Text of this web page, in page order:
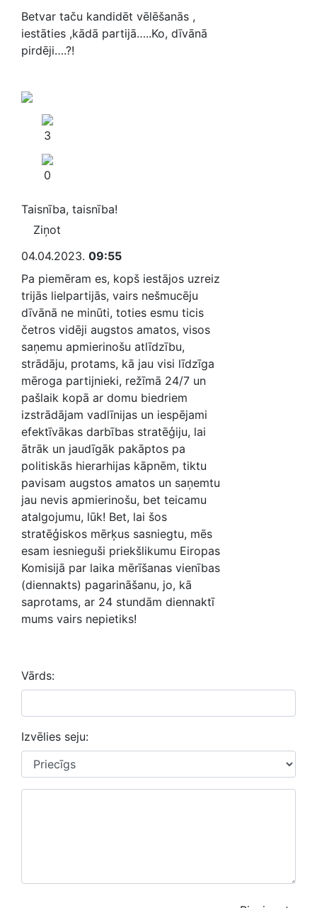
Betvar taču kandidēt vēlēšanās ,
iestāties ,kādā partijā…..Ko, dīvānā
pirdēji….?!
3
0
Taisnība, taisnība!
Ziņot
04.04.2023. 09:55
Pa piemēram es, kopš iestājos uzreiz
trijās lielpartijās, vairs nešmucēju
dīvānā ne minūti, toties esmu ticis
četros vidēji augstos amatos, visos
saņemu apmierinošu atlīdzību,
strādāju, protams, kā jau visi līdzīga
mēroga partijnieki, režīmā 24/7 un
pašlaik kopā ar domu biedriem
izstrādājam vadlīnijas un iespējami
efektīvākas darbības stratēģiju, lai
ātrāk un jaudīgāk pakāptos pa
politiskās hierarhijas kāpnēm, tiktu
pavisam augstos amatos un saņemtu
jau nevis apmierinošu, bet teicamu
atalgojumu, lūk! Bet, lai šos
stratēģiskos mērķus sasniegtu, mēs
esam iesnieguši priekšlikumu Eiropas
Komisijā par laika mērīšanas vienības
(diennakts) pagarināšanu, jo, kā
saprotams, ar 24 stundām diennaktī
mums vairs nepietiks!
Vārds:
Izvēlies seju: